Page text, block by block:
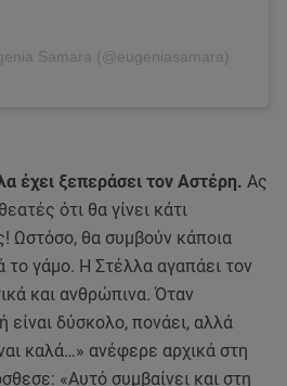
Samara (@eugeniasamara)
έχει ξεπεράσει τον Αστέρη. Ας
ότι θα γίνει κάτι
Ωστόσο, θα συμβούν κάποια
γάμο. Η Στέλλα αγαπάει τον
και ανθρώπινα. Όταν
είναι δύσκολο, πονάει, αλλά
καλά…» ανέφερε αρχικά στη
«Αυτό συμβαίνει και στη